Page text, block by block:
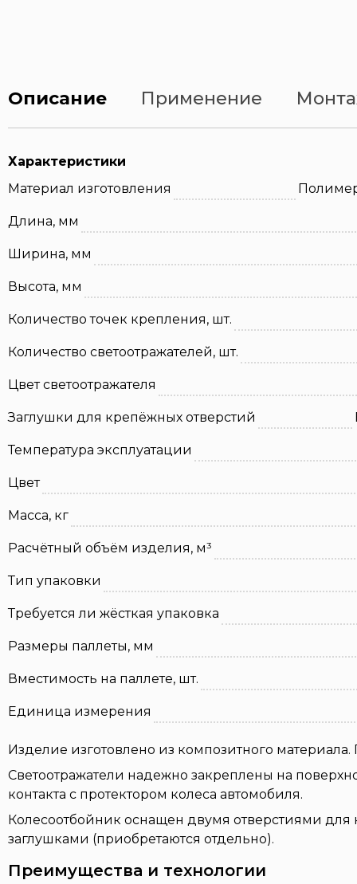
Описание Применение
Характеристики
Материал изготовления
Длина, мм
Ширина, мм
Высота, мм
Количество точек крепления, шт.
Количество светоотражателей, шт.
Цвет светоотражателя
Заглушки для крепёжных отверстий
Температура эксплуатации
Цвет
Масса, кг
Расчётный объём изделия, м³
Тип упаковки
Требуется ли жёсткая упаковка
Размеры паллеты, мм
Вместимость на паллете, шт.
Единица измерения
Изделие изготовлено из композитного
Светоотражатели надежно закреплены на
контакта с протектором колеса автомобиля.
Колесоотбойник оснащен двумя отверстиями
заглушками (приобретаются отдельно).
Преимущества и технологии